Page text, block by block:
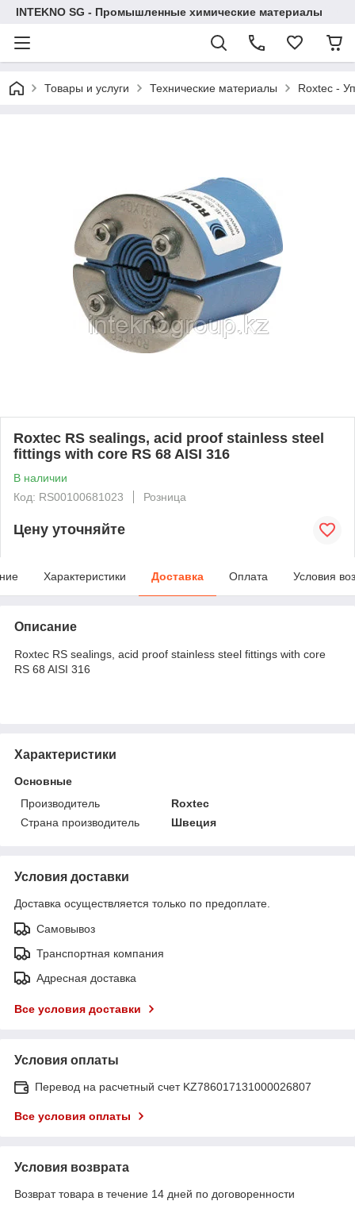
INTEKNO SG - Промышленные химические материалы
Товары и услуги Технические материалы Roxtec -
Roxtec RS sealings, acid proof stainless steel
fittings with core RS 68 AISI 316
В наличии
Код: RS00100681023
Розница
Цену уточняйте
Характеристики Доставка Оплата Условия
Описание
Roxtec RS sealings, acid proof stainless steel fittings with core
RS 68 AISI 316
Характеристики
Основные
Производитель
Roxtec
Страна производитель
Швеция
Условия доставки
Доставка осуществляется только по предоплате.
Самовывоз
Транспортная компания
Адресная доставка
Все условия доставки
Условия оплаты
Перевод на расчетный счет KZ786017131000026807
Все условия оплаты
Условия возврата
Возврат товара в течение 14 дней по договоренности